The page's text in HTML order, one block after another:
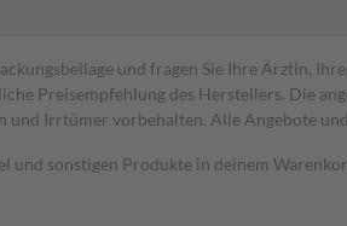
und fragen Sie Ihre Ärztin,
Preisempfehlung des Herstellers. Die
und Irrtümer vorbehalten. Alle Angebote
und sonstigen Produkte in deinem